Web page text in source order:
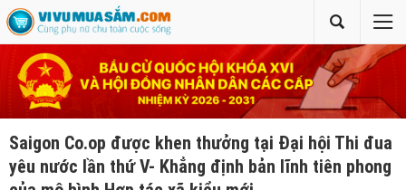
Saigon Co.op được khen thưởng tại Đại hội Thi đua
yêu nước lần thứ V- Khẳng định bản lĩnh tiên phong